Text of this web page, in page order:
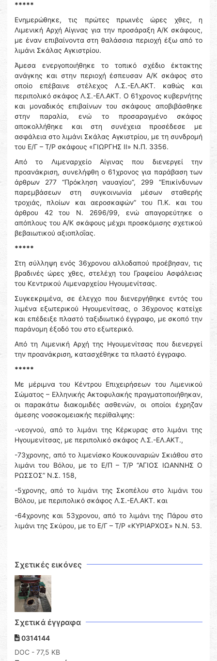
*****
Ενημερώθηκε, τις πρώτες πρωινές ώρες χθες, η
Λιμενική Αρχή Αίγινας για την προσάραξη Α/Κ σκάφους,
με έναν επιβαίνοντα στη θαλάσσια περιοχή έξω από το
λιμάνι Σκάλας Αγκιστρίου.
Άμεσα ενεργοποιήθηκε το τοπικό σχέδιο έκτακτης
ανάγκης και στην περιοχή έσπευσαν Α/Κ σκάφος στο
οποίο επέβαινε στέλεχος Λ.Σ.-ΕΛ.ΑΚΤ. καθώς και
περιπολικό σκάφος Λ.Σ.-ΕΛ.ΑΚΤ. Ο 61χρονος κυβερνήτης
και μοναδικός επιβαίνων του σκάφους αποβιβάσθηκε
στην παραλία, ενώ το προσαραγμένο σκάφος
αποκολλήθηκε και στη συνέχεια προσέδεσε με
ασφάλεια στο λιμάνι Σκάλας Αγκιστρίου, με τη συνδρομή
του Ε/Γ – Τ/Ρ σκάφους «ΓΙΩΡΓΗΣ ΙΙ» Ν.Π. 3356.
Από το Λιμεναρχείο Αίγινας που διενεργεί την
προανάκριση, συνελήφθη ο 61χρονος για παράβαση των
άρθρων 277 “Πρόκληση ναυαγίου”, 299 “Επικίνδυνων
παρεμβάσεων στη συγκοινωνία μέσων σταθερής
τροχιάς, πλοίων και αεροσκαφών” του Π.Κ. και του
άρθρου 42 του Ν. 2696/99, ενώ απαγορεύτηκε ο
απόπλους του Α/Κ σκάφους μέχρι προσκόμισης σχετικού
βεβαιωτικού αξιοπλοΐας.
*****
Στη σύλληψη ενός 36χρονου αλλοδαπού προέβησαν, τις
βραδινές ώρες χθες, στελέχη του Γραφείου Ασφάλειας
του Κεντρικού Λιμεναρχείου Ηγουμενίτσας.
Συγκεκριμένα, σε έλεγχο που διενεργήθηκε εντός του
λιμένα εξωτερικού Ηγουμενίτσας, ο 36χρονος κατείχε
και επέδειξε πλαστό ταξιδιωτικό έγγραφο, με σκοπό την
παράνομη έξοδό του στο εξωτερικό.
Από τη Λιμενική Αρχή της Ηγουμενίτσας που διενεργεί
την προανάκριση, κατασχέθηκε τα πλαστό έγγραφο.
*****
Με μέριμνα του Κέντρου Επιχειρήσεων του Λιμενικού
Σώματος – Ελληνικής Ακτοφυλακής πραγματοποιήθηκαν,
οι παρακάτω διακομιδές ασθενών, οι οποίοι έχρηζαν
άμεσης νοσοκομειακής περίθαλψης:
-νεογνού, από το λιμάνι της Κέρκυρας στο λιμάνι της
Ηγουμενίτσας, με περιπολικό σκάφος Λ.Σ.-ΕΛ.ΑΚΤ.,
-73χρονης, από το λιμενίσκο Κουκουναριών Σκιάθου στο
λιμάνι του Βόλου, με το Ε/Π – Τ/Ρ “ΑΓΙΟΣ ΙΩΑΝΝΗΣ Ο
ΡΩΣΣΟΣ” Ν.Σ. 158,
-5χρονης, από το λιμάνι της Σκοπέλου στο λιμάνι του
Βόλου, με περιπολικό σκάφος Λ.Σ.-ΕΛ.ΑΚΤ. και
-64χρονης και 53χρονου, από το λιμάνι της Πάρου στο
λιμάνι της Σκύρου, με το Ε/Γ – Τ/Ρ «ΚΥΡΙΑΡΧΟΣ» Ν.Ν. 53.
Σχετικές εικόνες
Σχετικά έγγραφα
0314144
DOC - 77,5 KB